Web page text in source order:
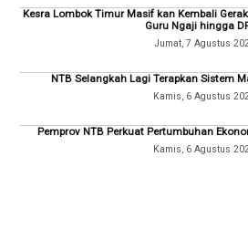
Kesra Lombok Timur Masif kan Kembali
Guru Ngaji hingga
Jumat, 7 Agustus
NTB Selangkah Lagi Terapkan Sistem
Kamis, 6 Agustus
Pemprov NTB Perkuat Pertumbuhan
Kamis, 6 Agustus